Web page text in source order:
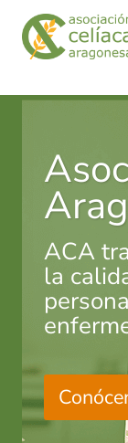
Saltar
contenido
ACA
la